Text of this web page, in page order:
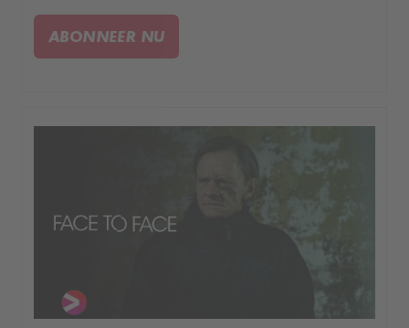
ABONNEER NU